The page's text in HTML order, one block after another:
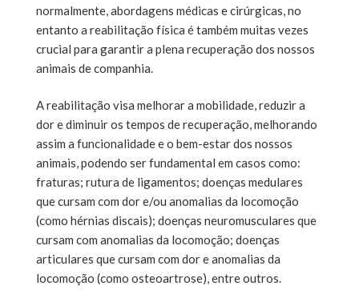
normalmente, abordagens médicas e cirúrgicas, no
entanto a reabilitação física é também muitas vezes
crucial para garantir a plena recuperação dos nossos
animais de companhia.
A reabilitação visa melhorar a mobilidade, reduzir a
dor e diminuir os tempos de recuperação, melhorando
assim a funcionalidade e o bem-estar dos nossos
animais, podendo ser fundamental em casos como:
fraturas; rutura de ligamentos; doenças medulares
que cursam com dor e/ou anomalias da locomoção
(como hérnias discais); doenças neuromusculares que
cursam com anomalias da locomoção; doenças
articulares que cursam com dor e anomalias da
locomoção (como osteoartrose), entre outros.